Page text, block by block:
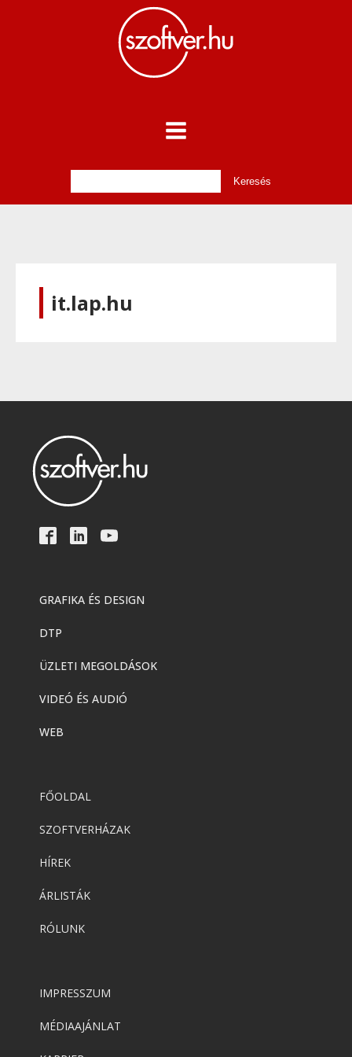
it.lap.hu
GRAFIKA ÉS DESIGN
DTP
ÜZLETI MEGOLDÁSOK
VIDEÓ ÉS AUDIÓ
WEB
FŐOLDAL
SZOFTVERHÁZAK
HÍREK
ÁRLISTÁK
RÓLUNK
IMPRESSZUM
MÉDIAAJÁNLAT